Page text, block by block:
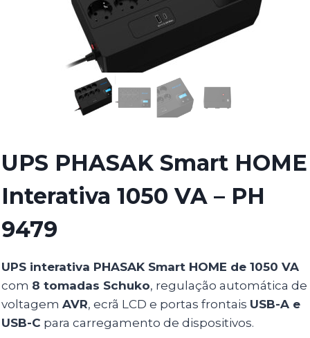
UPS PHASAK Smart HOME
Interativa 1050 VA – PH
9479
UPS interativa PHASAK Smart HOME de 1050 VA
com 8 tomadas Schuko, regulação automática de
voltagemAVR, ecrã LCD e portas frontais USB-A e
USB-C para carregamento de dispositivos.